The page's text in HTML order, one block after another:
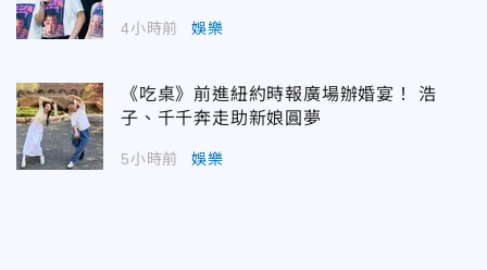
4小時前 娛樂
《吃桌》前進紐約時報廣場辦婚宴！ 浩
子、千千奔走助新娘圓夢
5小時前 娛樂